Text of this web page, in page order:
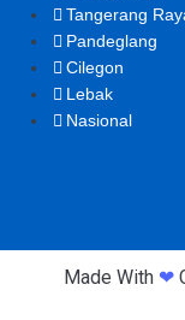
Tangerang
Pandeglang
Cilegon
Lebak
Nasional
Made With ❤